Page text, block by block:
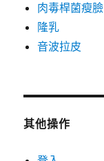
肉毒桿菌瘦臉
隆乳
音波拉皮
其他操作